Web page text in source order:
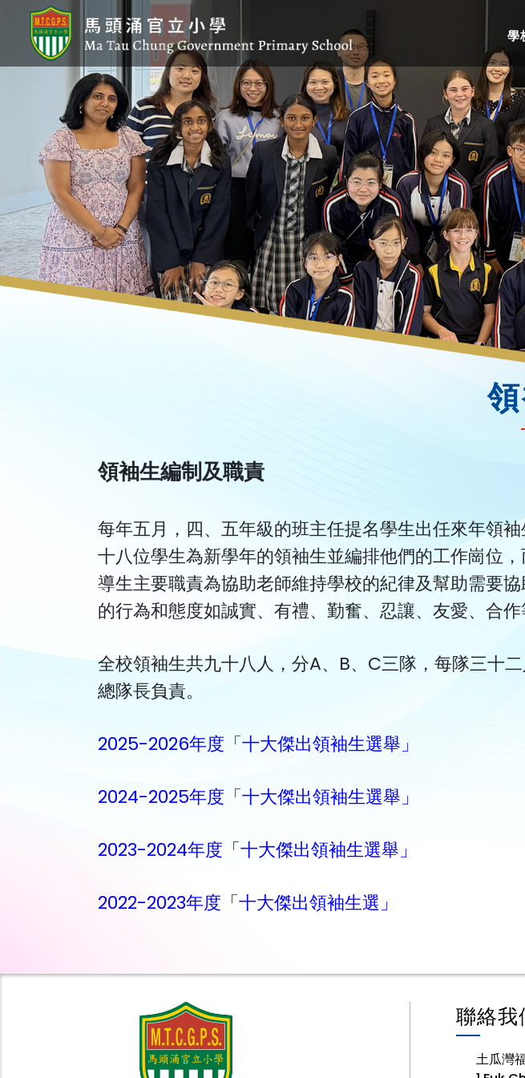
學
領袖生編制及職責
每年五月，四、五年級的班主任提名學生出任來年領
十八位學生為新學年的領袖生並編排他們的工作崗位
導生主要職責為協助老師維持學校的紀律及幫助需要
的行為和態度如誠實、有禮、勤奮、忍讓、友愛、合作
全校領袖生共九十八人，分A、B、C三隊，每隊三十
總隊長負責。
2025-2026年度「十大傑出領袖生選舉」
2024-2025年度「十大傑出領袖生選舉」
2023-2024年度「十大傑出領袖生選舉」
2022-2023年度「十大傑出領袖生選」
聯絡我
土瓜灣